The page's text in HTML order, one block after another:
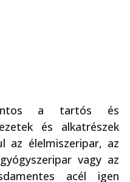
a tartós és
és alkatrészek
az élelmiszeripar, az
vagy az
acél igen